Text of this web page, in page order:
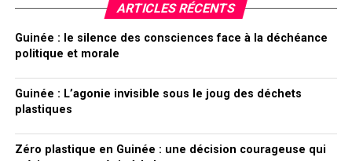
ARTICLES RÉCENTS
Guinée : le silence des consciences face à la déchéance
politique et morale
Guinée : L’agonie invisible sous le joug des déchets
plastiques
Zéro plastique en Guinée : une décision courageuse qui